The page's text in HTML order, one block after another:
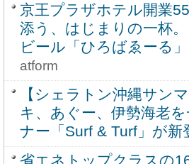
京王プラザホテル開業
添う、はじまりの一杯
ビール「ひろばゑーる
atform
【シェラトン沖縄サン
キ、あぐー、伊勢海老
ナー「Surf & Turf」が新
省エネトップクラスの